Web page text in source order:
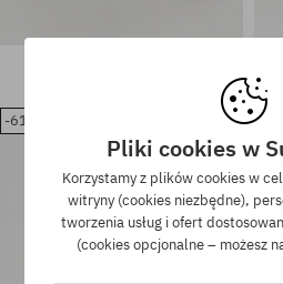
Dostępne rozmiary:
42; 44.5
-61%
Pliki cookies w
Korzystamy z plików cookies w
witryny (cookies niezbędne),
tworzenia usług i ofert
(cookies opcjonalne – możesz